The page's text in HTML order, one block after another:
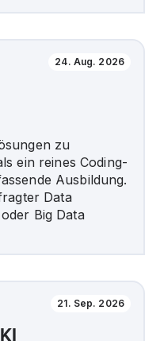
24. Aug. 2026
zu
ein reines Coding-
Ausbildung.
Data
Big Data
21. Sep. 2026